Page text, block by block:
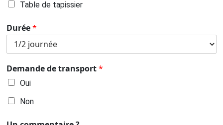
Table de tapissier
Durée*
Demande de transport*
Oui
Non